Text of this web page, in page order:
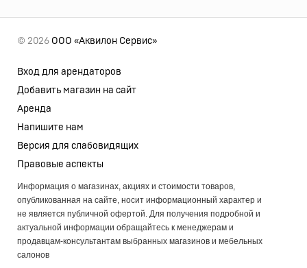
© 2026 ООО «Аквилон Сервис»
Вход для арендаторов
Добавить магазин на сайт
Аренда
Напишите нам
Версия для слабовидящих
Правовые аспекты
Информация о магазинах, акциях и стоимости товаров,
опубликованная на сайте, носит информационный характер и
не является публичной офертой. Для получения подробной и
актуальной информации обращайтесь к менеджерам и
продавцам-консультантам выбранных магазинов и мебельных
салонов